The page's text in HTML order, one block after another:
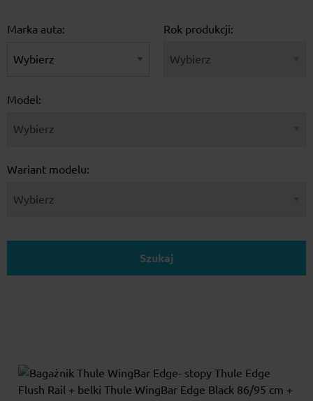
Marka auta: Rok produkcji:
Model:
Wariant modelu:
Szukaj